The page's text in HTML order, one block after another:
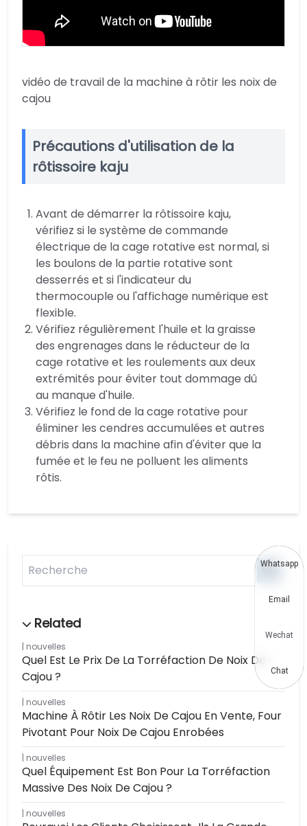
vidéo de travail de la machine à rôtir les noix de
cajou
Précautions d'utilisation de la
rôtissoire kaju
Avant de démarrer la rôtissoire kaju,
vérifiez si le système de commande
électrique de la cage rotative est normal, si
les boulons de la partie rotative sont
desserrés et si l'indicateur du
thermocouple ou l'affichage numérique est
flexible.
Vérifiez régulièrement l'huile et la graisse
des engrenages dans le réducteur de la
cage rotative et les roulements aux deux
extrémités pour éviter tout dommage dû
au manque d'huile.
Vérifiez le fond de la cage rotative pour
éliminer les cendres accumulées et autres
débris dans la machine afin d'éviter que la
fumée et le feu ne polluent les aliments
rôtis.
nouvelles
Quel Est Le Prix De La Torréfaction De Noix De
Cajou ?
nouvelles
Machine À Rôtir Les Noix De Cajou En Vente, Four
Pivotant Pour Noix De Cajou Enrobées
nouvelles
Quel Équipement Est Bon Pour La Torréfaction
Massive Des Noix De Cajou ?
nouvelles
Whatsapp
Email
Wechat
Chat